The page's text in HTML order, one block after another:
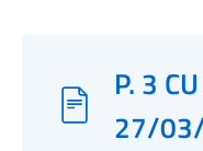
P. 3
27/